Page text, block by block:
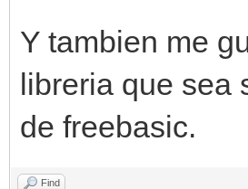
Y tambien me
libreria que sea
de freebasic.
Find